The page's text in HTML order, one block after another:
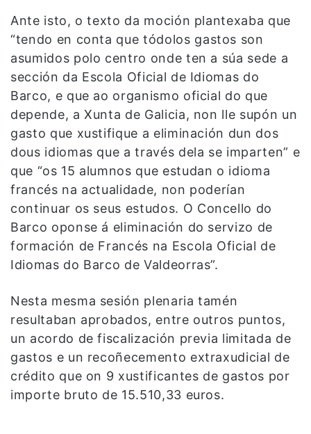
Ante isto, o texto da moción plantexaba que
“tendo en conta que tódolos gastos son
asumidos polo centro onde ten a súa sede a
sección da Escola Oficial de Idiomas do
Barco, e que ao organismo oficial do que
depende, a Xunta de Galicia, non lle supón un
gasto que xustifique a eliminación dun dos
dous idiomas que a través dela se imparten” e
que “os 15 alumnos que estudan o idioma
francés na actualidade, non poderían
continuar os seus estudos. O Concello do
Barco oponse á eliminación do servizo de
formación de Francés na Escola Oficial de
Idiomas do Barco de Valdeorras”.
Nesta mesma sesión plenaria tamén
resultaban aprobados, entre outros puntos,
un acordo de fiscalización previa limitada de
gastos e un recoñecemento extraxudicial de
crédito que on 9 xustificantes de gastos por
importe bruto de 15.510,33 euros.